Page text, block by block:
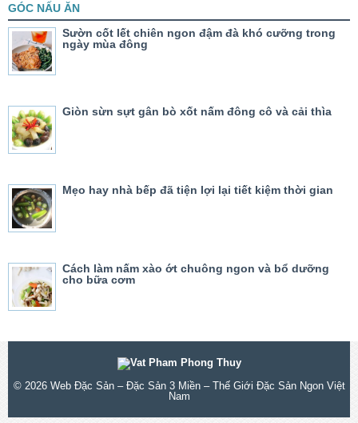
GÓC NẤU ĂN
Sườn cốt lết chiên ngon đậm đà khó cưỡng trong
ngày mùa đông
Giòn sừn sựt gân bò xốt nấm đông cô và cải thìa
Mẹo hay nhà bếp đã tiện lợi lại tiết kiệm thời gian
Cách làm nấm xào ớt chuông ngon và bổ dưỡng
cho bữa cơm
© 2026 Web Đặc Sản – Đặc Sản 3 Miền – Thế Giới Đặc Sản Ngon Việt
Nam